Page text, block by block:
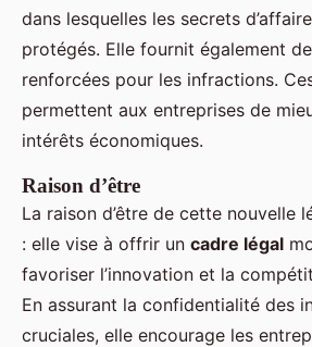
dans lesquelles les secrets
protégés. Elle fournit également
renforcées pour les infractions.
permettent aux entreprises de
intérêts économiques.
Raison d’être
La raison d’être de cette nouvelle
: elle vise à offrir un cadre légal
favoriser l’innovation et la
En assurant la confidentialité des
cruciales, elle encourage les